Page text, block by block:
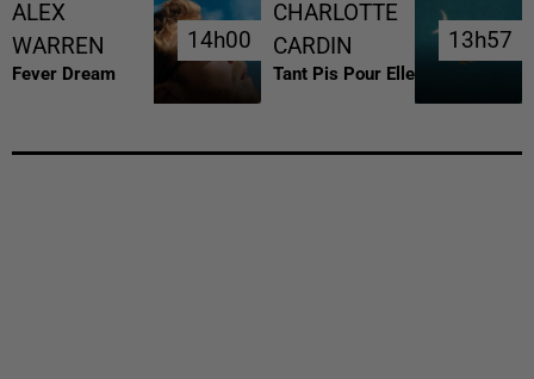
ALEX
WARREN
Fever Dream
14h00
14h00
CHARLOTTE
CARDIN
Tant Pis Pour Elle
13h57
13h57